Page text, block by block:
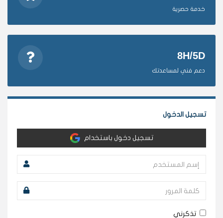
خدمة حصرية
8H/5D
دعم فني لمساعدتك
تسجيل الدخول
تسجيل دخول باستخدام
تذكرني